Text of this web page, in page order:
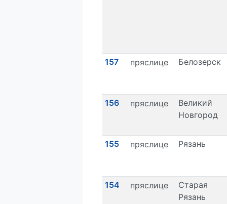
157 пряслице Белозерск
156 пряслице
Великий
Новгород
155 пряслице Рязань
154 пряслице
Старая
Рязань